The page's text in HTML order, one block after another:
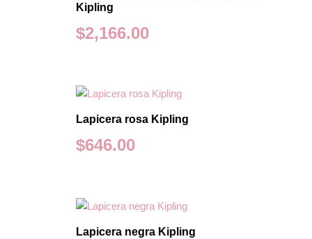
Kipling
$2,166.00
Lapicera rosa Kipling
$646.00
Lapicera negra Kipling